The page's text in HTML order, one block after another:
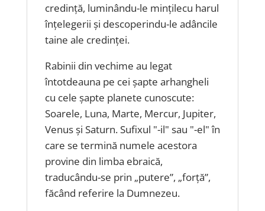
credință, luminându-le mințilecu harul
înțelegerii și descoperindu-le adâncile
taine ale credinței.
Rabinii din vechime au legat
întotdeauna pe cei șapte arhangheli
cu cele șapte planete cunoscute:
Soarele, Luna, Marte, Mercur, Jupiter,
Venus și Saturn. Sufixul "-il" sau "-el" în
care se termină numele acestora
provine din limba ebraică,
traducându-se prin „putere”, „forță”,
făcând referire la Dumnezeu.